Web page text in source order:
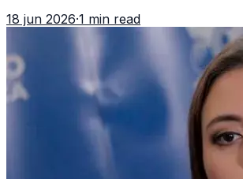
importar edad.
18 jun 2026·1 min read